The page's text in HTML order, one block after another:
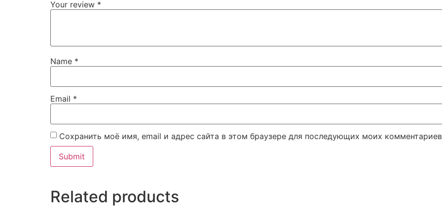
Your review *
Name *
Email *
Сохранить моё имя, email и адрес сайта в этом браузере для последующих моих
Related products